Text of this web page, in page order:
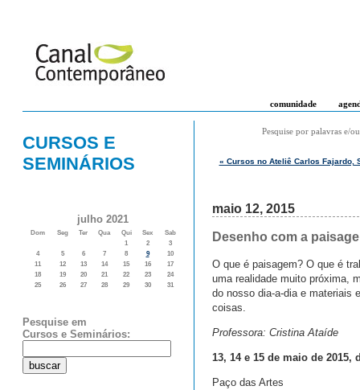
comunidade
CURSOS E
SEMINÁRIOS
julho 2021
Dom Seg Ter Qua Qui Sex
Sab
1
2
3
4
5 6 7 8 9
10
11
12 13 14 15 16
17
18
19 20 21 22 23
24
25
26 27 28 29 30 31
Pesquise em
Cursos e Seminários:
Pesquise por palavras e/
« Cursos no Ateliê Carlos Fajardo,
maio 12, 2015
Desenho com a
O que é paisagem? O que é
uma realidade muito próxima,
do nosso dia-a-dia e materiais
coisas.
Professora: Cristina Ataíde
13, 14 e 15 de maio de 2015,
Paço das Artes